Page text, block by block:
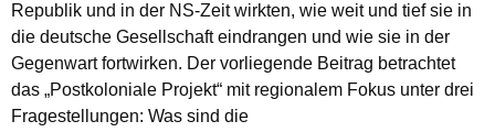
Republik und in der NS-Zeit wirkten, wie weit und tief sie in
die deutsche Gesellschaft eindrangen und wie sie in der
Gegenwart fortwirken. Der vorliegende Beitrag betrachtet
das „Postkoloniale Projekt“ mit regionalem Fokus unter drei
Fragestellungen: Was sind die